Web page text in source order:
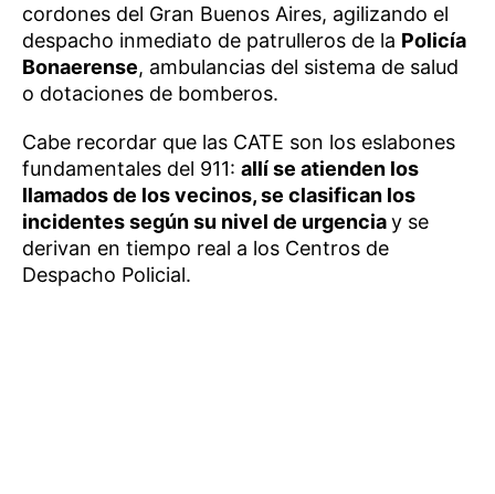
cordones del Gran Buenos Aires, agilizando el
despacho inmediato de patrulleros de la Policía
Bonaerense, ambulancias del sistema de salud
o dotaciones de bomberos.
Cabe recordar que las CATE son los eslabones
fundamentales del 911: allí se atienden los
llamados de los vecinos, se clasifican los
incidentes según su nivel de urgenciay se
derivan en tiempo real a los Centros de
Despacho Policial.